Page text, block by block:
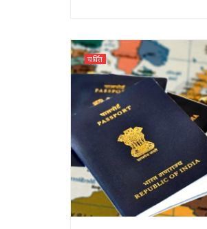
चर्चित